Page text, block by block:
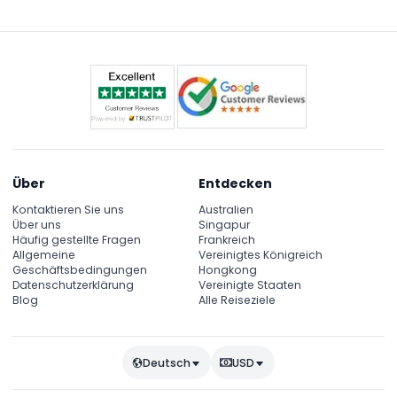
de las Artes y las Ciencias, Strände und die
Über
Kontaktieren Sie uns
Über uns
Häufig gestellte Fragen
Allgemeine
Geschäftsbedingungen
Datenschutzerklärung
Blog
Entdecken
Australien
Singapur
Frankreich
Vereinigtes Königreich
Hongkong
Vereinigte Staaten
Alle Reiseziele
Deutsch USD